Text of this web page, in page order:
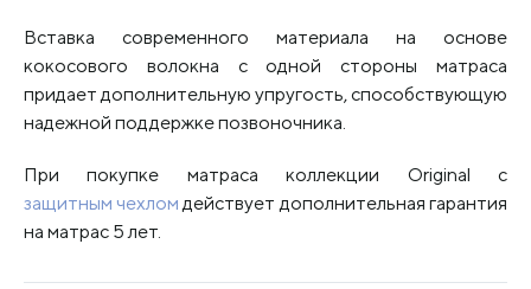
Вставка современного материала на основе
кокосового волокна с одной стороны матраса
придает дополнительную упругость, способствующую
надежной поддержке позвоночника.
При покупке матраса коллекции Original с
защитным чехломдействует дополнительная гарантия
на матрас 5 лет.